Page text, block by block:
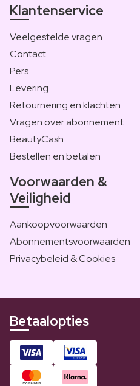
Klantenservice
Veelgestelde vragen
Contact
Pers
Levering
Retournering en klachten
Vragen over abonnement
BeautyCash
Bestellen en betalen
Voorwaarden &
Veiligheid
Aankoopvoorwaarden
Abonnementsvoorwaarden
Privacybeleid & Cookies
Betaalopties